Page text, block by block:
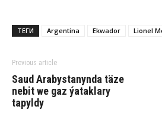
ТЕГИ Argentina Ekwador Lionel
Previous article
Saud Arabystanynda täze
nebit we gaz ýataklary
tapyldy